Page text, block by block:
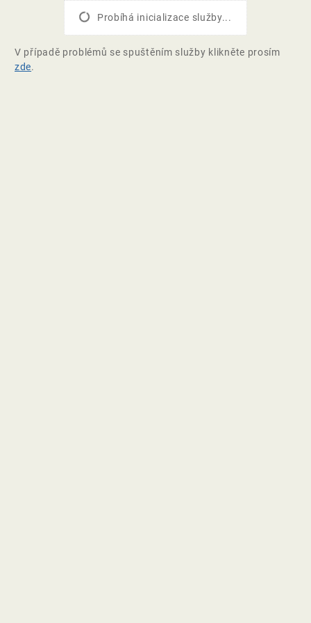
Probíhá inicializace služby...
V případě problémů se spuštěním služby klikněte prosím
zde.